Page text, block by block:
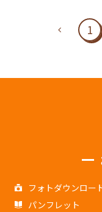
1
フォトダウンロー
パンフレット